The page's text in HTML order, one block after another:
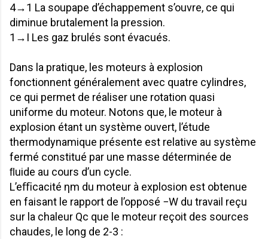
4→1 La soupape d’échappement s’ouvre, ce qui
diminue brutalement la pression.
1→I Les gaz brulés sont évacués.
Dans la pratique, les moteurs à explosion
fonctionnent généralement avec quatre cylindres,
ce qui permet de réaliser une rotation quasi
uniforme du moteur. Notons que, le moteur à
explosion étant un système ouvert, l’étude
thermodynamique présente est relative au système
fermé constitué par une masse déterminée de
ﬂuide au cours d’un cycle.
L’eﬃcacité ηm du moteur à explosion est obtenue
en faisant le rapport de l’opposé −W du travail reçu
sur la chaleur Qc que le moteur reçoit des sources
chaudes, le long de 2-3 :